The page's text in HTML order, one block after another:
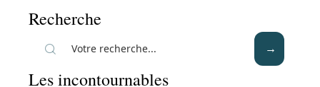
Recherche
Les incontournables